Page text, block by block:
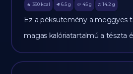
🔥 360 kcal 🥩 6.5 g 🥔 45g 🫒 14.2 g
Ez a péksütemény a meggyes
magas kalóriatartalmú a tészta